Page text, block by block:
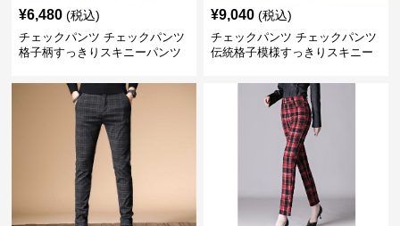
¥6,480 (税込)
チェックパンツ チェックパンツ
格子柄すっきりスキニーパンツ
¥9,040 (税込)
チェックパンツ チェックパンツ
伝統格子模様すっきりスキニー